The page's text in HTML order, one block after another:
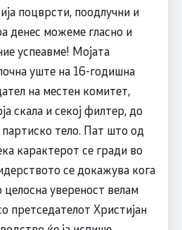
поцврсти, поодлучни и
денес можеме гласно и
успеавме! Мојата
уште на 16-годишна
на местен комитет,
скала и секој филтер, до
партиско тело. Пат што од
карактерот се гради во
се докажува кога
целосна увереност велам
претседателот Христијан